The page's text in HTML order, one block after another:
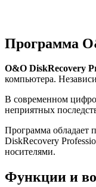
Программа
O&O DiskRecovery
компьютера.
В современном
неприятных
Программа обладает
DiskRecovery
носителями.
Функции и